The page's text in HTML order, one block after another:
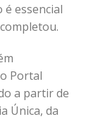
é essencial
Portal
a partir de
Única, da